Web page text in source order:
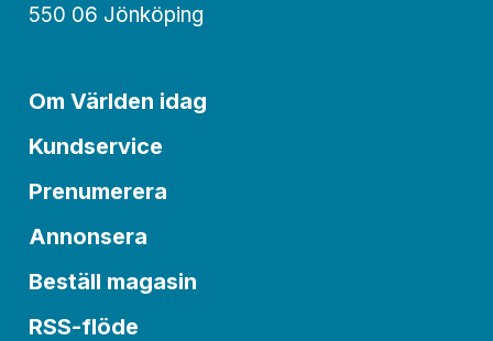
550 06 Jönköping
Om Världen idag
Kundservice
Prenumerera
Annonsera
Beställ magasin
RSS-flöde